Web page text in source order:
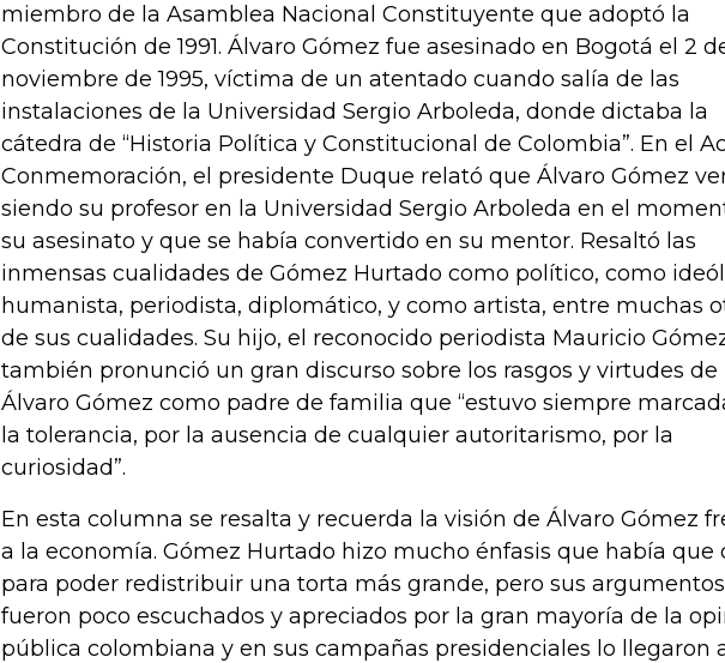
miembro de la Asamblea Nacional Constituyente que adoptó la
Constitución de 1991. Álvaro Gómez fue asesinado en Bogotá el 2
noviembre de 1995, víctima de un atentado cuando salía de las
instalaciones de la Universidad Sergio Arboleda, donde dictaba la
cátedra de “Historia Política y Constitucional de Colombia”. En el
Conmemoración, el presidente Duque relató que Álvaro Gómez
siendo su profesor en la Universidad Sergio Arboleda en el
su asesinato y que se había convertido en su mentor. Resaltó las
inmensas cualidades de Gómez Hurtado como político, como
humanista, periodista, diplomático, y como artista, entre muchas
de sus cualidades. Su hijo, el reconocido periodista Mauricio
también pronunció un gran discurso sobre los rasgos y virtudes de
Álvaro Gómez como padre de familia que “estuvo siempre
la tolerancia, por la ausencia de cualquier autoritarismo, por la
curiosidad”.
En esta columna se resalta y recuerda la visión de Álvaro Gómez
a la economía. Gómez Hurtado hizo mucho énfasis que había que
para poder redistribuir una torta más grande, pero sus argumentos
fueron poco escuchados y apreciados por la gran mayoría de la
pública colombiana y en sus campañas presidenciales lo llegaron